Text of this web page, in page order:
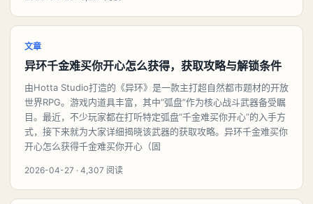
文章
异环千金难买你开心怎么获得，获取攻略与解锁条件
由Hotta Studio打造的《异环》是一款主打超自然都市题材的开放
世界RPG。游戏内道具丰富，其中“弧盘”作为核心战斗武器备受瞩
目。最近，不少玩家都在打听特定弧盘“千金难买你开心”的入手方
式，接下来就为大家详细揭晓该武器的获取攻略。异环千金难买你
开心怎么获得千金难买你开心（固
2026-04-27 · 4,307 阅读